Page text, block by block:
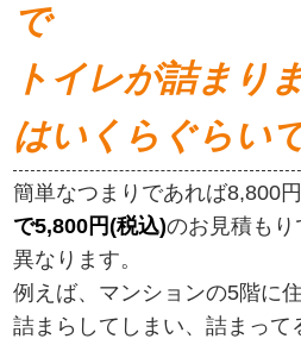
で
トイレが詰まり
はいくらぐらい
簡単なつまりであれば8,800
で5,800円(税込)のお見積も
異なります。
例えば、マンションの5階に
詰まらしてしまい、詰まって